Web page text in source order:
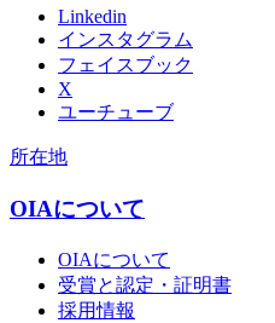
Linkedin
インスタグラム
フェイスブック
X
ユーチューブ
所在地
OIAについて
OIAについて
受賞と認定・証明書
採用情報